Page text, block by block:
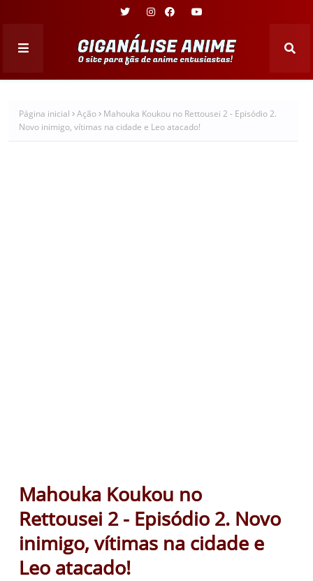
Página inicial Ação
Mahouka Koukou no Rettousei 2 - Episódio 2.
Novo inimigo, vítimas na cidade e Leo atacado!
Mahouka Koukou no
Rettousei 2 - Episódio 2. Novo
inimigo, vítimas na cidade e
Leo atacado!